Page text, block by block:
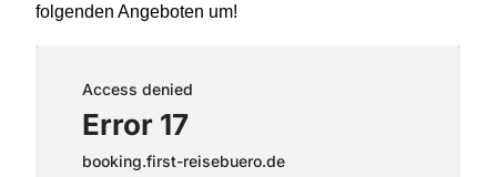
folgenden Angeboten um!